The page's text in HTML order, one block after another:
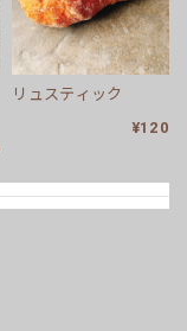
リュスティック
¥120